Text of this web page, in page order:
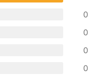
0
0
0
0